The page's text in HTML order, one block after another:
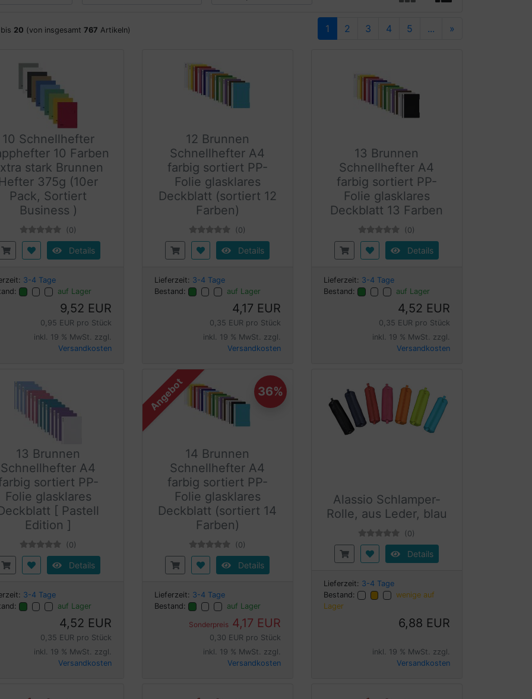
20 (von insgesamt 767 Artikeln) 1 2 3 4 5 ... »
10 Schnellhefter
10 Farben
stark Brunnen
375g (10er
Pack, Sortiert
Business )
(0)
Details
3-4 Tage
auf Lager
9,52 EUR
0,95 EUR pro Stück
inkl. 19 % MwSt. zzgl.
Versandkosten
12 Brunnen
Schnellhefter A4
farbig sortiert PP-
Folie glasklares
Deckblatt (sortiert 12
Farben)
(0)
Details
Lieferzeit: 3-4 Tage
Bestand:
auf Lager
4,17 EUR
0,35 EUR pro Stück
inkl. 19 % MwSt. zzgl.
Versandkosten
13 Brunnen
Schnellhefter A4
farbig sortiert PP-
Folie glasklares
Deckblatt 13 Farben
(0)
Details
Lieferzeit: 3-4 Tage
Bestand:
auf Lager
4,52 EUR
0,35 EUR pro Stück
inkl. 19 % MwSt. zzgl.
Versandkosten
13 Brunnen
Schnellhefter A4
sortiert PP-
Folie glasklares
[ Pastell
Edition ]
(0)
Details
3-4 Tage
auf Lager
4,52 EUR
0,35 EUR pro Stück
inkl. 19 % MwSt. zzgl.
Versandkosten
Angebot
14 Brunnen
Schnellhefter A4
farbig sortiert PP-
Folie glasklares
Deckblatt (sortiert 14
Farben)
(0)
Details
Lieferzeit: 3-4 Tage
Bestand:
auf Lager
Sonderpreis4,17 EUR
36%
0,30 EUR pro Stück
inkl. 19 % MwSt. zzgl.
Versandkosten
Alassio Schlamper-
Rolle, aus Leder, blau
(0)
Details
Lieferzeit: 3-4 Tage
Bestand:
wenige auf
Lager
6,88 EUR
inkl. 19 % MwSt. zzgl.
Versandkosten